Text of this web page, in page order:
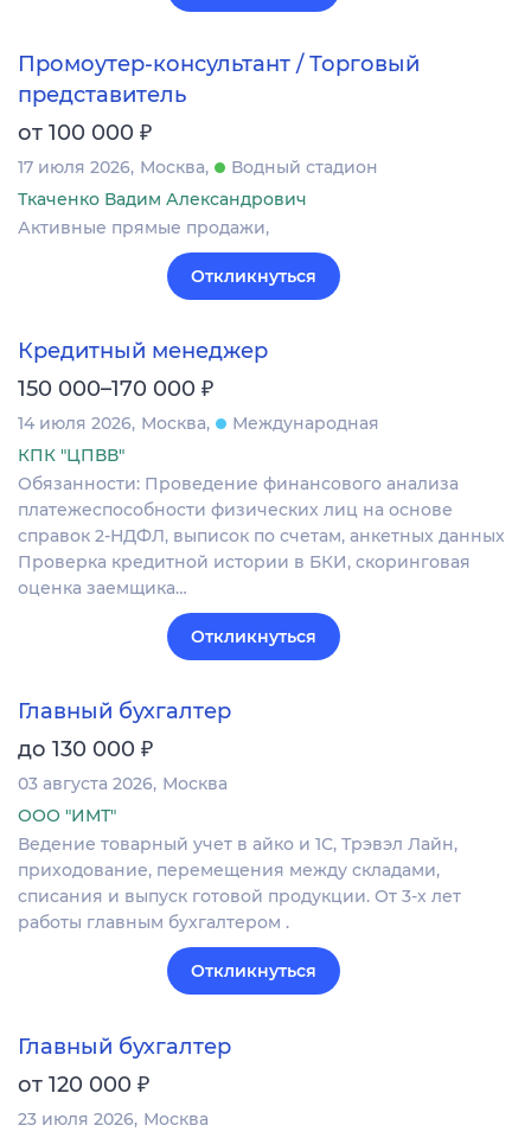
Промоутер-консультант / Торговый
представитель
от 100 000 ₽
17 июля 2026 Москва
Водный стадион
Ткаченко Вадим Александрович
Активные прямые продажи,
Откликнуться
Кредитный менеджер
150 000–170 000 ₽
14 июля 2026 Москва
Международная
КПК "ЦПВВ"
Обязанности: Проведение финансового анализа
платежеспособности физических лиц на основе
справок 2-НДФЛ, выписок по счетам, анкетных данных
Проверка кредитной истории в БКИ, скоринговая
оценка заемщика…
Откликнуться
Главный бухгалтер
до 130 000 ₽
03 августа 2026 Москва
ООО "ИМТ"
Ведение товарный учет в айко и 1С, Трэвэл Лайн,
приходование, перемещения между складами,
списания и выпуск готовой продукции. От 3-х лет
работы главным бухгалтером .
Откликнуться
Главный бухгалтер
от 120 000 ₽
23 июля 2026 Москва